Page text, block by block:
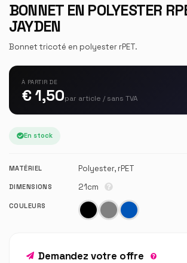
BONNET EN POLYESTER
JAYDEN
Bonnet tricoté en polyester rPET.
À PARTIR DE
€ 1,50par article / sans TVA
En stock
MATÉRIEL Polyester, rPET
DIMENSIONS 21cm
COULEURS
Demandez votre offre